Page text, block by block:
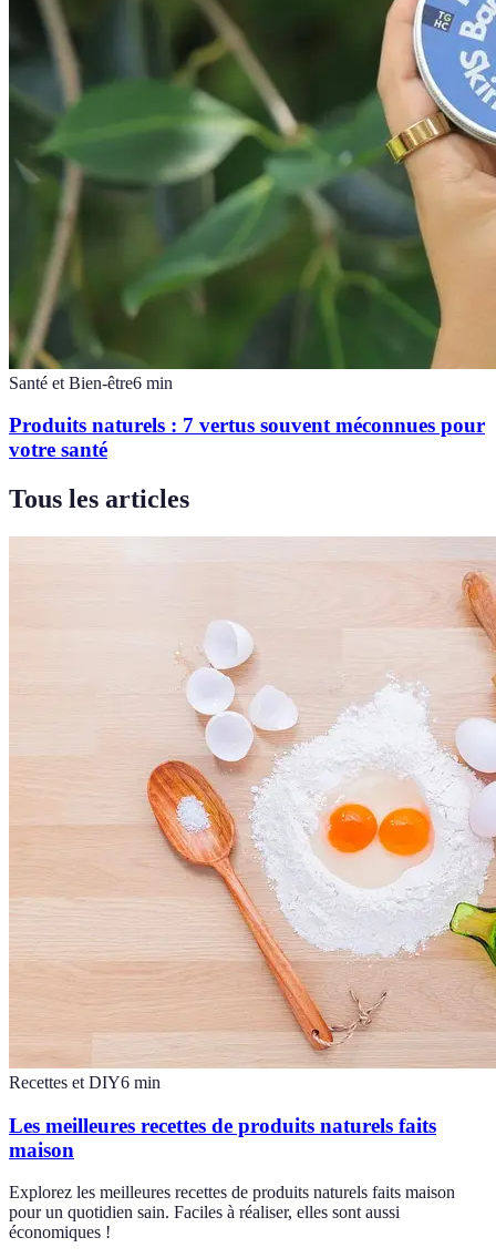
Santé et Bien-être6 min
Produits naturels : 7 vertus souvent méconnues pour
votre santé
Tous les articles
Recettes et DIY6 min
Les meilleures recettes de produits naturels faits
maison
Explorez les meilleures recettes de produits naturels faits maison
pour un quotidien sain. Faciles à réaliser, elles sont aussi
économiques !